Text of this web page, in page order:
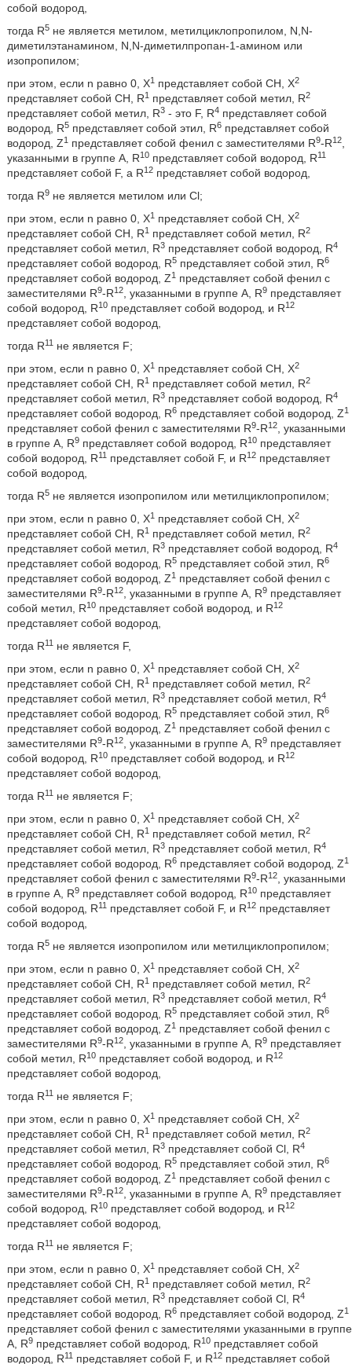
собой водород,
тогда R5не является метилом, метилциклопропилом, N,N-
диметилэтанамином, N,N-диметилпропан-1-амином или
изопропилом;
при этом, если n равно 0, X1представляет собой СН, X2
представляет собой СН, R1представляет собой метил, R2
представляет собой метил, R3- это F, R4представляет собой
водород, R5представляет собой этил, R6представляет собой
водород, Z1представляет собой фенил с заместителями R9-R12,
указанными в группе A, R10представляет собой водород, R11
представляет собой F, a R12представляет собой водород,
тогда R9не является метилом или Cl;
при этом, если n равно 0, X1представляет собой СН, X2
представляет собой СН, R1представляет собой метил, R2
представляет собой метил, R3представляет собой водород, R4
представляет собой водород, R5представляет собой этил, R6
представляет собой водород, Z1представляет собой фенил с
заместителями R9-R12, указанными в группе A, R9представляет
собой водород, R10представляет собой водород, и R12
представляет собой водород,
тогда R11не является F;
при этом, если n равно 0, X1представляет собой СН, X2
представляет собой СН, R1представляет собой метил, R2
представляет собой метил, R3представляет собой водород, R4
представляет собой водород, R6представляет собой водород, Z1
представляет собой фенил с заместителями R9-R12, указанными
в группе A, R9представляет собой водород, R10представляет
собой водород, R11представляет собой F, и R12представляет
собой водород,
тогда R5не является изопропилом или метилциклопропилом;
при этом, если n равно 0, X1представляет собой СН, X2
представляет собой СН, R1представляет собой метил, R2
представляет собой метил, R3представляет собой водород, R4
представляет собой водород, R5представляет собой этил, R6
представляет собой водород, Z1представляет собой фенил с
заместителями R9-R12, указанными в группе A, R9представляет
собой метил, R10представляет собой водород, и R12
представляет собой водород,
тогда R11не является F,
при этом, если n равно 0, X1представляет собой СН, X2
представляет собой СН, R1представляет собой метил, R2
представляет собой метил, R3представляет собой метил, R4
представляет собой водород, R5представляет собой этил, R6
представляет собой водород, Z1представляет собой фенил с
заместителями R9-R12, указанными в группе A, R9представляет
собой водород, R10представляет собой водород, и R12
представляет собой водород,
тогда R11не является F;
при этом, если n равно 0, X1представляет собой СН, X2
представляет собой СН, R1представляет собой метил, R2
представляет собой метил, R3представляет собой метил, R4
представляет собой водород, R6представляет собой водород, Z1
представляет собой фенил с заместителями R9-R12, указанными
в группе A, R9представляет собой водород, R10представляет
собой водород, R11представляет собой F, и R12представляет
собой водород,
тогда R5не является изопропилом или метилциклопропилом;
при этом, если n равно 0, X1представляет собой СН, X2
представляет собой СН, R1представляет собой метил, R2
представляет собой метил, R3представляет собой метил, R4
представляет собой водород, R5представляет собой этил, R6
представляет собой водород, Z1представляет собой фенил с
заместителями R9-R12, указанными в группе A, R9представляет
собой метил, R10представляет собой водород, и R12
представляет собой водород,
тогда R11не является F;
при этом, если n равно 0, X1представляет собой СН, X2
представляет собой СН, R1представляет собой метил, R2
представляет собой метил, R3представляет собой Cl, R4
представляет собой водород, R5представляет собой этил, R6
представляет собой водород, Z1представляет собой фенил с
заместителями R9-R12, указанными в группе A, R9представляет
собой водород, R10представляет собой водород, и R12
представляет собой водород,
тогда R11не является F;
при этом, если n равно 0, X1представляет собой СН, X2
представляет собой СН, R1представляет собой метил, R2
представляет собой метил, R3представляет собой Cl, R4
представляет собой водород, R6представляет собой водород, Z1
представляет собой фенил с заместителями указанными в группе
A, R9представляет собой водород, R10представляет собой
водород, R11представляет собой F, и R12представляет собой